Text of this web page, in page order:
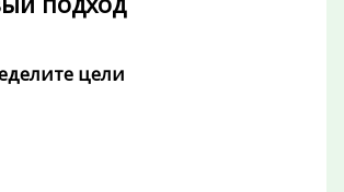
цели